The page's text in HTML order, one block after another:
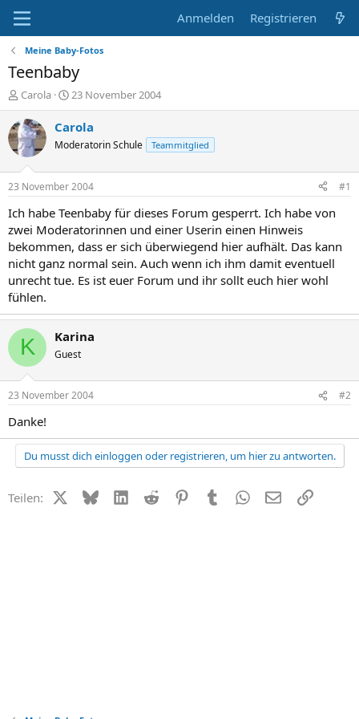
Anmelden Registrieren
Meine Baby-Fotos
Teenbaby
E
r
s
t
e
e
r
Carola
E
r
s
t
e
l
t
a
23 November 2004
Carola
Moderatorin Schule Teammitglied
23 November 2004 #1
Ich habe Teenbaby für dieses Forum gesperrt. Ich habe von
zwei Moderatorinnen und einer Userin einen Hinweis
bekommen, dass er sich überwiegend hier aufhält. Das kann
nicht ganz normal sein. Auch wenn ich ihm damit eventuell
unrecht tue. Es ist euer Forum und ihr sollt euch hier wohl
fühlen.
K Karina
Guest
23 November 2004 #2
Danke!
Du musst dich einloggen oder registrieren, um hier zu antworten.
Teilen: X (Twitter)
BlueskyLinkedIn
Reddit PinterestTumblr WhatsApp
E-MailLink